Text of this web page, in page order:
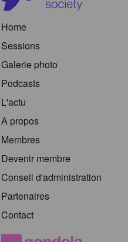
Home
Sessions
Galerie photo
Podcasts
L'actu
A propos
Membres
Devenir membre
Conseil d'administration
Partenaires
Contact